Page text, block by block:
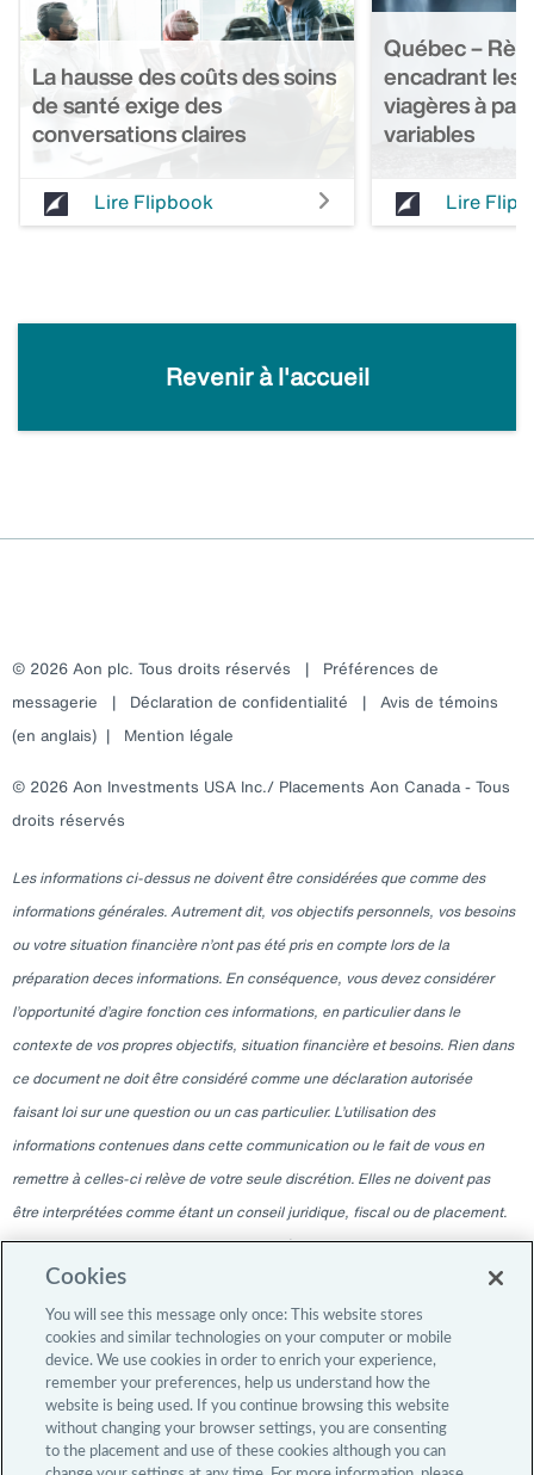
La hausse des coûts des soins
de santé exige des
conversations claires
Lire Flipbook
Québec –
encadrant les
viagères à
variables
Lire
Revenir à l'accueil
© 2026 Aon plc. Tous droits réservés | Préférences de
messagerie | Déclaration de confidentialité | Avis de témoins
(en anglais) | Mention légale
© 2026 Aon Investments USA Inc./ Placements Aon Canada - Tous
droits réservés
Les informations ci-dessus ne doivent être considérées que comme des
informations générales. Autrement dit, vos objectifs personnels, vos besoins
ou votre situation financière n’ont pas été pris en compte lors de la
préparation deces informations. En conséquence, vous devez considérer
l’opportunité d’agire fonction ces informations, en particulier dans le
contexte de vos propres objectifs, situation financière et besoins. Rien dans
ce document ne doit être considéré comme une déclaration autorisée
faisant loi sur une question ou un cas particulier. L’utilisation des
informations contenues dans cette communication ou le fait de vous en
remettre à celles-ci relève de votre seule discrétion. Elles ne doivent pas
être interprétées comme étant un conseil juridique, fiscal ou de placement.
Veuillez consulter votre professionnel indépendant pour ces conseils. Les
informations contenues dans ce blogue sont valables à la date indiquée
uniquement et ne sont pas valables à une autre date. La remise à tout
moment ne doit en aucun cas laisser entendre qu’il y a eu une modification
de l’information depuis la date de publication, ou une obligation de mettre à
jour o u de fournir des modifications après la date de publication initiale. Le
contenu du blogue est destiné uniquement aux investisseurs professionnels.
Cookies
You will see this message only once: This website stores
cookies and similar technologies on your computer or mobile
device. We use cookies in order to enrich your experience,
remember your preferences, help us understand how the
website is being used. If you continue browsing this website
without changing your browser settings, you are consenting
to the placement and use of these cookies although you can